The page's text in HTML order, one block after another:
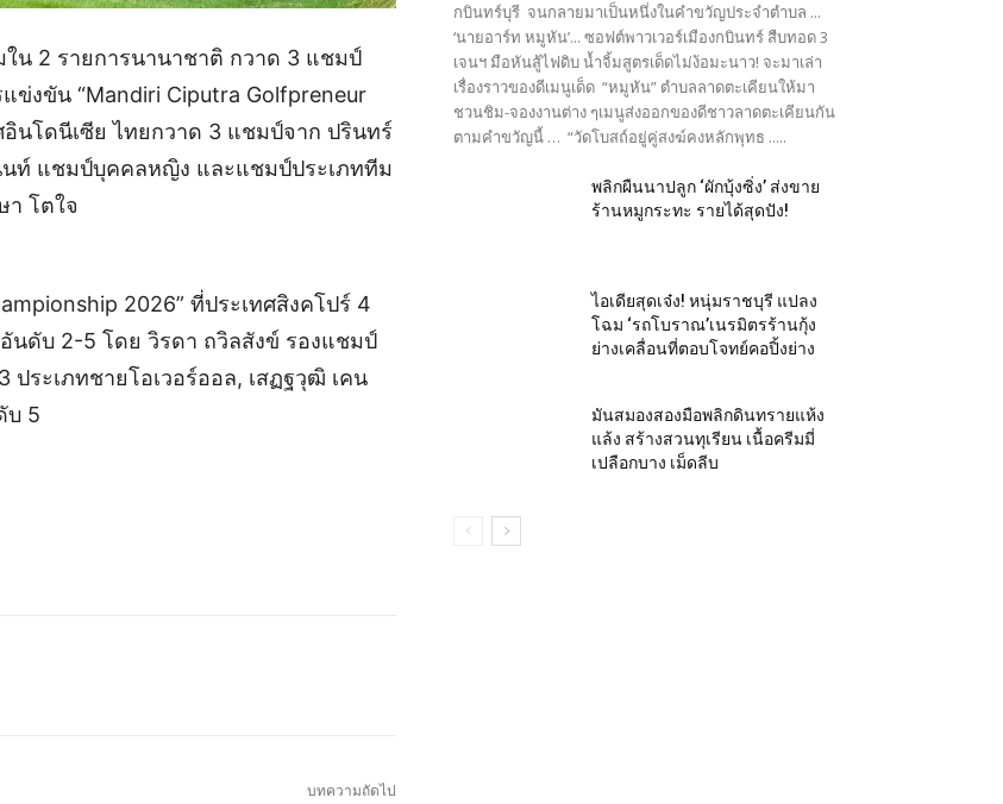
น 2 รายการนานาชาติ กวาด 3 แชมป์
ข่งขัน “Mandiri Ciputra Golfpreneur
นโดนีเซีย ไทยกวาด 3 แชมป์จาก ปรินทร์
ท์ แชมป์บุคคลหญิง และแชมป์ประเภททีม
า โตใจ
2026” ที่ประเทศสิงคโปร์ 4
นดับ 2-5 โดย วิรดา ถวิลสังข์ รองแชมป์
ระเภทชายโอเวอร์ออล, เสฏฐวุฒิ เคน
บ 5
บทความถัดไป
กบินทร์บุรี จนกลายมาเป็นหนึ่งในคำขวัญประจำตำบล ...
‘นายอาร์ท หมูหัน’... ซอฟต์พาวเวอร์เมืองกบินทร์ สืบทอด 3
เจนฯ มือหันสู้ไฟดิบ น้ำจิ้มสูตรเด็ดไม่ง้อมะนาว! จะมาเล่า
เรื่องราวของดีเมนูเด็ด “หมูหัน” ตำบลลาดตะเคียนให้มา
ชวนชิม-จองงานต่าง ๆเมนูส่งออกของดีชาวลาดตะเคียนกัน
ตามคำขวัญนี้ … “วัดโบสถ์อยู่คู่สงฆ์คงหลักพุทธ .....
พลิกผืนนาปลูก ‘ผักบุ้งซิ่ง’ ส่งขาย
ร้านหมูกระทะ รายได้สุดปัง!
ไอเดียสุดเจ๋ง! หนุ่มราชบุรี แปลง
โฉม ‘รถโบราณ’เนรมิตรร้านกุ้ง
ย่างเคลื่อนที่ตอบโจทย์คอปิ้งย่าง
มันสมองสองมือพลิกดินทรายแห้ง
แล้ง สร้างสวนทุเรียน เนื้อครีมมี่
เปลือกบาง เม็ดลีบ